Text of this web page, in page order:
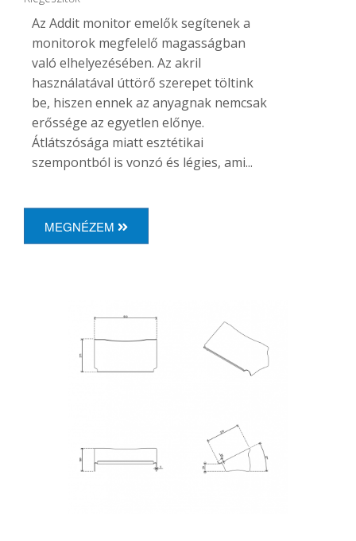
Az Addit monitor emelők segítenek a
monitorok megfelelő magasságban
való elhelyezésében. Az akril
használatával úttörő szerepet töltink
be, hiszen ennek az anyagnak nemcsak
erőssége az egyetlen előnye.
Átlátszósága miatt esztétikai
szempontból is vonzó és légies, ami...
MEGNÉZEM